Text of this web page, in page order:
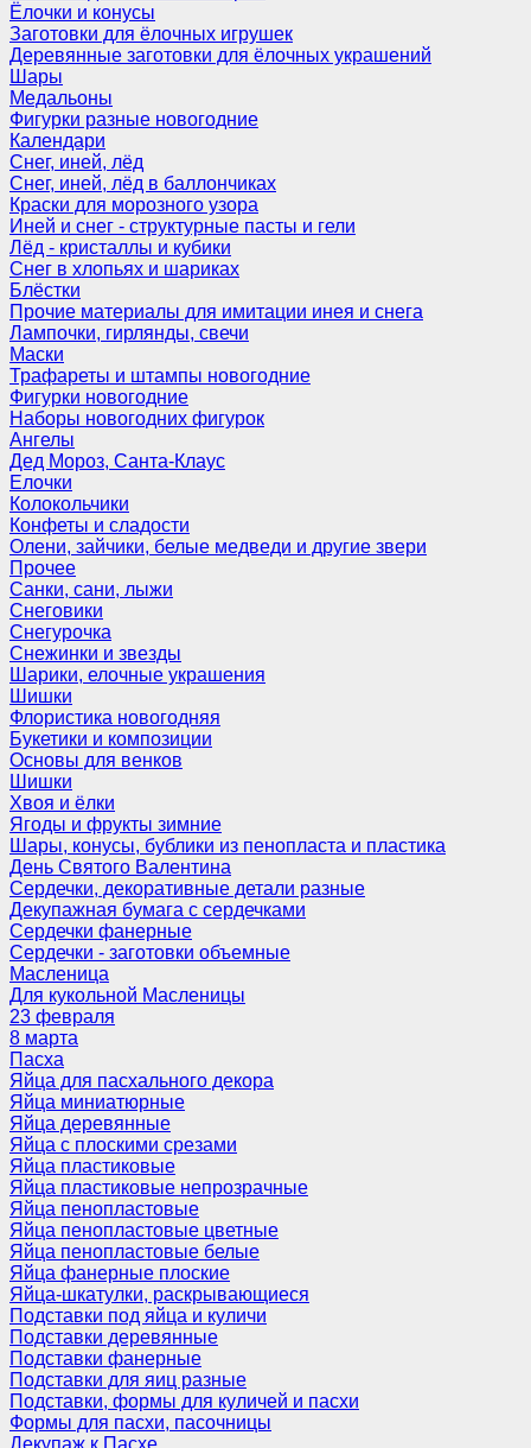
Ёлочки и конусы
Заготовки для ёлочных игрушек
Деревянные заготовки для ёлочных украшений
Шары
Медальоны
Фигурки разные новогодние
Календари
Снег, иней, лёд
Снег, иней, лёд в баллончиках
Краски для морозного узора
Иней и снег - структурные пасты и гели
Лёд - кристаллы и кубики
Снег в хлопьях и шариках
Блёстки
Прочие материалы для имитации инея и снега
Лампочки, гирлянды, свечи
Маски
Трафареты и штампы новогодние
Фигурки новогодние
Наборы новогодних фигурок
Ангелы
Дед Мороз, Санта-Клаус
Елочки
Колокольчики
Конфеты и сладости
Олени, зайчики, белые медведи и другие звери
Прочее
Санки, сани, лыжи
Снеговики
Снегурочка
Снежинки и звезды
Шарики, елочные украшения
Шишки
Флористика новогодняя
Букетики и композиции
Основы для венков
Шишки
Хвоя и ёлки
Ягоды и фрукты зимние
Шары, конусы, бублики из пенопласта и пластика
День Святого Валентина
Сердечки, декоративные детали разные
Декупажная бумага с сердечками
Сердечки фанерные
Сердечки - заготовки объемные
Масленица
Для кукольной Масленицы
23 февраля
8 марта
Пасха
Яйца для пасхального декора
Яйца миниатюрные
Яйца деревянные
Яйца с плоскими срезами
Яйца пластиковые
Яйца пластиковые непрозрачные
Яйца пенопластовые
Яйца пенопластовые цветные
Яйца пенопластовые белые
Яйца фанерные плоские
Яйца-шкатулки, раскрывающиеся
Подставки под яйца и куличи
Подставки деревянные
Подставки фанерные
Подставки для яиц разные
Подставки, формы для куличей и пасхи
Формы для пасхи, пасочницы
Декупаж к Пасхе